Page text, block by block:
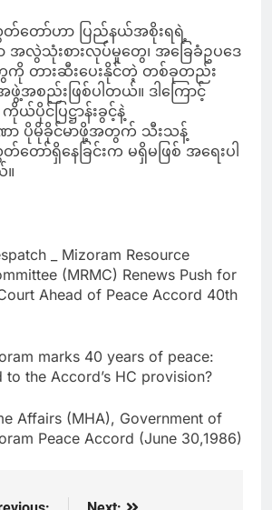
တ်တော်ဟာ ပြည်နယ်အစိုးရရဲ့
အလွဲသုံးစားလုပ်မှုတွေ၊ အခြေခံဥပဒေ
ကို တားဆီးပေးနိုင်တဲ့ တစ်ခုတည်း
အစည်းဖြစ်ပါတယ်။ ဒါကြောင့်
ပိုင်ပြဋ္ဌာန်းခွင့်နဲ့
ာ ပိုမိုခိုင်မာဖို့အတွက် သီးသန့်
ော်ရှိနေခြင်းက မရှိမဖြစ် အရေးပါ
။
_ Mizoram Resource
(MRMC) Renews Push for
Ahead of Peace Accord 40th
marks 40 years of peace:
to the Accord’s HC provision?
Affairs (MHA), Government of
Peace Accord (June 30,1986)